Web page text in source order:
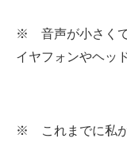
※ 音声が小さくて
イヤフォンやヘッ
※ これまでに私が